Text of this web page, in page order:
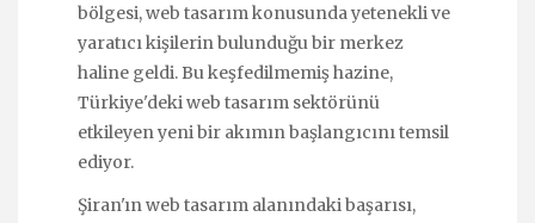
bölgesi, web tasarım konusunda yetenekli ve
yaratıcı kişilerin bulunduğu bir merkez
haline geldi. Bu keşfedilmemiş hazine,
Türkiye'deki web tasarım sektörünü
etkileyen yeni bir akımın başlangıcını temsil
ediyor.
Şiran'ın web tasarım alanındaki başarısı,